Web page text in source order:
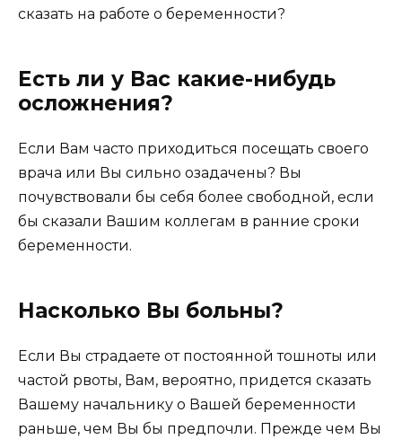
сказать на работе о беременности?
Есть ли у Вас какие-нибудь
осложнения?
Если Вам часто приходиться посещать своего
врача или Вы сильно озадачены? Вы
почувствовали бы себя более свободной, если
бы сказали Вашим коллегам в ранние сроки
беременности.
Насколько Вы больны?
Если Вы страдаете от постоянной тошноты или
частой рвоты, Вам, вероятно, придется сказать
Вашему начальнику о Вашей беременности
раньше, чем Вы бы предпочли. Прежде чем Вы